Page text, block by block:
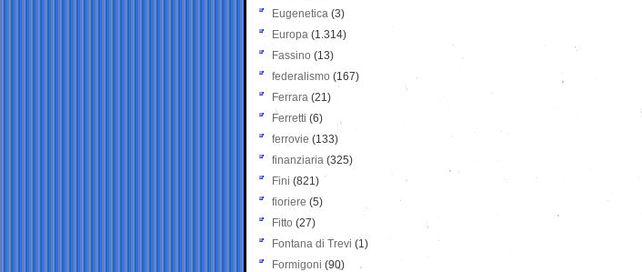
Eugenetica (3)
Europa (1.314)
Fassino (13)
federalismo (167)
Ferrara (21)
Ferretti (6)
ferrovie (133)
finanziaria (325)
Fini (821)
fioriere (5)
Fitto (27)
Fontana di Trevi (1)
Formigoni (90)